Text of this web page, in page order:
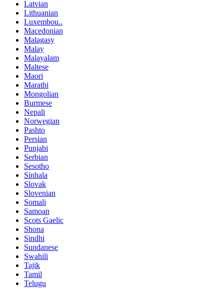
Latvian
Lithuanian
Luxembou..
Macedonian
Malagasy
Malay
Malayalam
Maltese
Maori
Marathi
Mongolian
Burmese
Nepali
Norwegian
Pashto
Persian
Punjabi
Serbian
Sesotho
Sinhala
Slovak
Slovenian
Somali
Samoan
Scots Gaelic
Shona
Sindhi
Sundanese
Swahili
Tajik
Tamil
Telugu